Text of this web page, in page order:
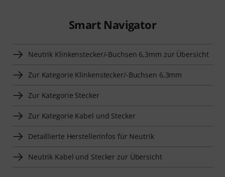
Smart Navigator
Neutrik Klinkenstecker/-Buchsen 6,3mm zur Übersicht
Zur Kategorie Klinkenstecker/-Buchsen 6,3mm
Zur Kategorie Stecker
Zur Kategorie Kabel und Stecker
Detaillierte Herstellerinfos für Neutrik
Neutrik Kabel und Stecker zur Übersicht